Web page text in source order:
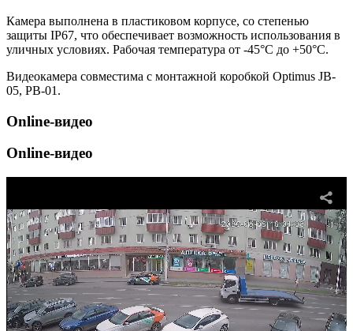
Камера выполнена в пластиковом корпусе, со степенью
защиты IP67, что обеспечивает возможность использования в
уличных условиях. Рабочая температура от -45°С до +50°С.
Видеокамера совместима с монтажной коробкой Optimus JB-
05, PB-01.
Online-видео
Online-видео